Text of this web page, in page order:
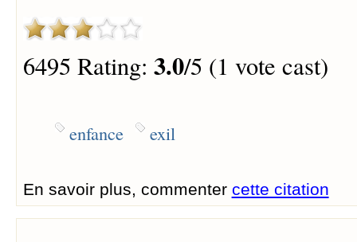
6495 Rating: 3.0/5 (1 vote cast)
enfance exil
En savoir plus, commenter cette citation